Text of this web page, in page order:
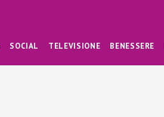
SOCIAL TELEVISIONE BENESSERE